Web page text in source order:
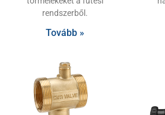
rendszerből.
Tovább »